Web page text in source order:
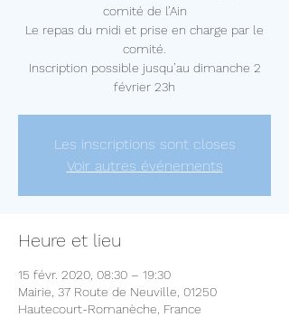
comité de l’Ain
Le repas du midi et prise en charge par le
comité.
Inscription possible jusqu’au dimanche 2
Les inscriptions sont closes
Voir autres événements
Heure et lieu
15 févr. 2020, 08:30 – 19:30
Mairie, 37 Route de Neuville, 01250
Hautecourt-Romanèche, France